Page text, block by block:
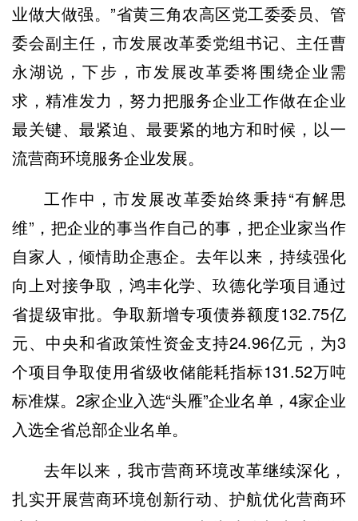
业做大做强。”省黄三角农高区党工委委员、管
委会副主任，市发展改革委党组书记、主任曹
永湖说，下步，市发展改革委将围绕企业需
求，精准发力，努力把服务企业工作做在企业
最关键、最紧迫、最要紧的地方和时候，以一
流营商环境服务企业发展。
工作中，市发展改革委始终秉持“有解思
维”，把企业的事当作自己的事，把企业家当作
自家人，倾情助企惠企。去年以来，持续强化
向上对接争取，鸿丰化学、玖德化学项目通过
省提级审批。争取新增专项债券额度132.75亿
元、中央和省政策性资金支持24.96亿元，为3
个项目争取使用省级收储能耗指标131.52万吨
标准煤。2家企业入选“头雁”企业名单，4家企业
入选全省总部企业名单。
去年以来，我市营商环境改革继续深化，
扎实开展营商环境创新行动、护航优化营商环